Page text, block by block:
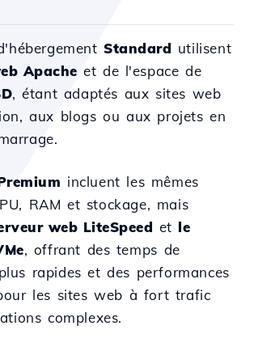
Standard utilisent
Apache et de l'espace de
, étant adaptés aux sites web
aux blogs ou aux projets en
incluent les mêmes
RAM et stockage, mais
web LiteSpeed et le
, offrant des temps de
rapides et des performances
les sites web à fort trafic
complexes.